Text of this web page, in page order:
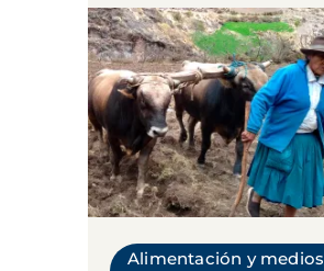
Alimentación y medios